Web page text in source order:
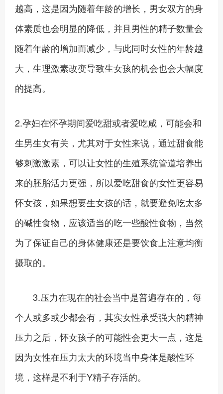
越高，这是因为随着年龄的增长，男女双方的身
体素质也会明显的降低，并且男性的精子数量会
随着年龄的增加而减少，与此同时女性的年龄越
大，生理激素改变导致生女孩的机会也会大幅度
的提高。
2.孕妇在怀孕期间爱吃甜或者爱吃咸，可能会和
生男生女有关，尤其对于女性来说，通过甜食能
够刺激激素，可以让女性的生殖系统管道培养出
来的胚胎活力更强，所以爱吃甜食的女性更容易
怀女孩，如果想要生女孩的话，就要避免吃太多
的碱性食物，应该适当的吃一些酸性食物，当然
为了保证自己的身体健康还是要饮食上注意均衡
摄取的。
3.压力在现在的社会当中是普遍存在的，每
个人或多或少都会有，其实女性承受强大的精神
压力之后，怀女孩子的可能性会更大一点，这是
因为女性在压力太大的环境当中身体是酸性环
境，这样是不利于Y精子存活的。